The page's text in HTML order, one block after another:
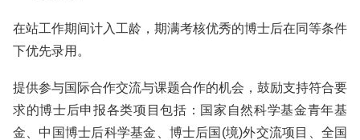
在站工作期间计入工龄，期满考核优秀的博士后在同等条件
下优先录用。
提供参与国际合作交流与课题合作的机会，鼓励支持符合要
求的博士后申报各类项目包括：国家自然科学基金青年基
金、中国博士后科学基金、博士后国(境)外交流项目、全国